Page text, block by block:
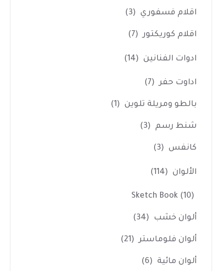
اقلام فسفوري (3)
اقلام كوريكتور (7)
ادوات الفنانين (14)
اداوت حفر (7)
بالطو ومريلة تلوين (1)
شنط رسم (3)
كانفس (3)
الألوان (114)
Sketch Book (10)
ألوان خشب (34)
ألوان فلوماستر (21)
ألوان مائية (6)